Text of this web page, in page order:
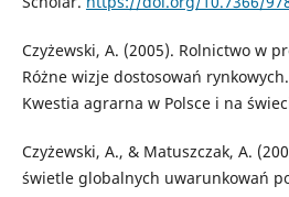
Czyżewski, A. (2005). Rolnictwo w
Różne wizje dostosowań
Kwestia agrarna w Polsce i na
Czyżewski, A., & Matuszczak, A.
świetle globalnych uwarunkowań